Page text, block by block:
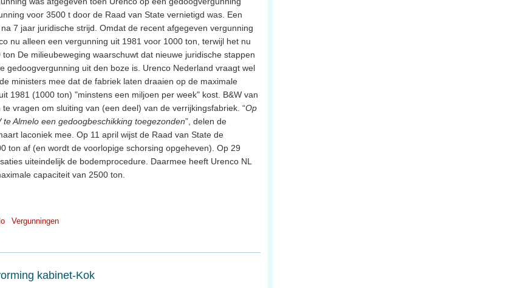
voor 3500 t door de Raad van State vernietigd was. Een
7 jaar juridische strijd. Omdat de recent afgegeven vergunning
nu alleen een vergunning uit 1981 voor 1000 ton, terwijl het nu
De milieubeweging waarschuwt dat nieuwe juridische stappen
gedoogvergunning uit den boze is. Urenco Nederland vraagt wel
ministers mee dat de fabriek laten draaien op de maximale
1981 (1000 ton) "minstens een miljoen per week" kost. B&W van
vragen om sluiting van (een deel) van de verrijkingsfabriek. “Op
Almelo een gedoogbeschikking toegezonden”, delen de
laconiek mee. Op 11 april wijst de Raad van State de
ton af (en wordt de voorlopige schorsing opgeheven). Op 29
uiteindelijk de bodemprocedure. Daarmee heeft Urenco NL
capaciteit van 2500 ton.
Vergunningen
kabinet-Kok